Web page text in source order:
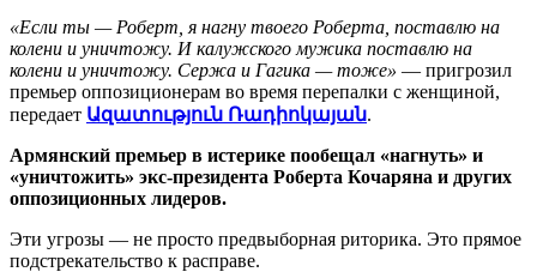
«Если ты — Роберт, я нагну твоего Роберта, поставлю на
колени и уничтожу. И калужского мужика поставлю на
колени и уничтожу. Сержа и Гагика — тоже» — пригрозил
премьер оппозиционерам во время перепалки с женщиной,
передает Ազատություն Ռադիոկայան.
Армянский премьер в истерике пообещал «нагнуть» и
«уничтожить» экс-президента Роберта Кочаряна и других
оппозиционных лидеров.
Эти угрозы — не просто предвыборная риторика. Это прямое
подстрекательство к расправе.